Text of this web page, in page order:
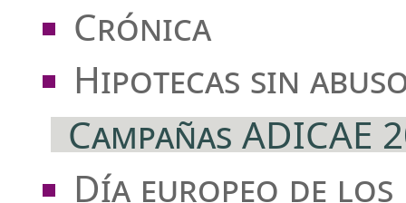
Crónica
Hipotecas sin
Campañas ADICAE
Día europeo de